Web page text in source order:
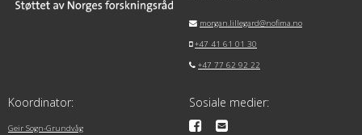
morgan.lillegard@nofima.no
+47 41 61 01 30
+47 77 62 92 22
Koordinator:
Geir Sogn-Grundvåg
Sosiale medier: